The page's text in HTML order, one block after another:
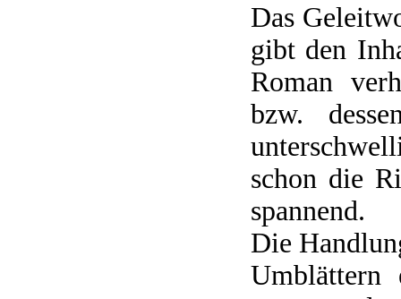
Das
gibt den
Roman
bzw.
schon die
spannend.
Die
Umblättern